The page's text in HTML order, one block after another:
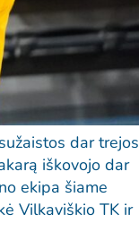
dar trejos
iškovojo dar
ekipa šiame
Vilkaviškio TK ir